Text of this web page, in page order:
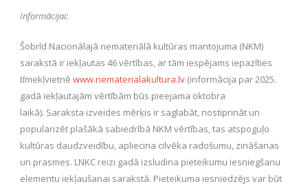
Informācijai:
Šobrīd Nacionālajā nemateriālā kultūras mantojuma (NKM)
sarakstā ir iekļautas 46 vērtības, ar tām iespējams iepazīties
tīmekļvietnē www.nematerialakultura.lv (informācija par 2025.
gadā iekļautajām vērtībām būs pieejama oktobra
laikā). Saraksta izveides mērķis ir saglabāt, nostiprināt un
popularizēt plašākā sabiedrībā NKM vērtības, tas atspoguļo
kultūras daudzveidību, apliecina cilvēka radošumu, zināšanas
un prasmes. LNKC reizi gadā izsludina pieteikumu iesniegšanu
elementu iekļaušanai sarakstā. Pieteikuma iesniedzējs var būt